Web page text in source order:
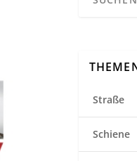
Straße
Schiene